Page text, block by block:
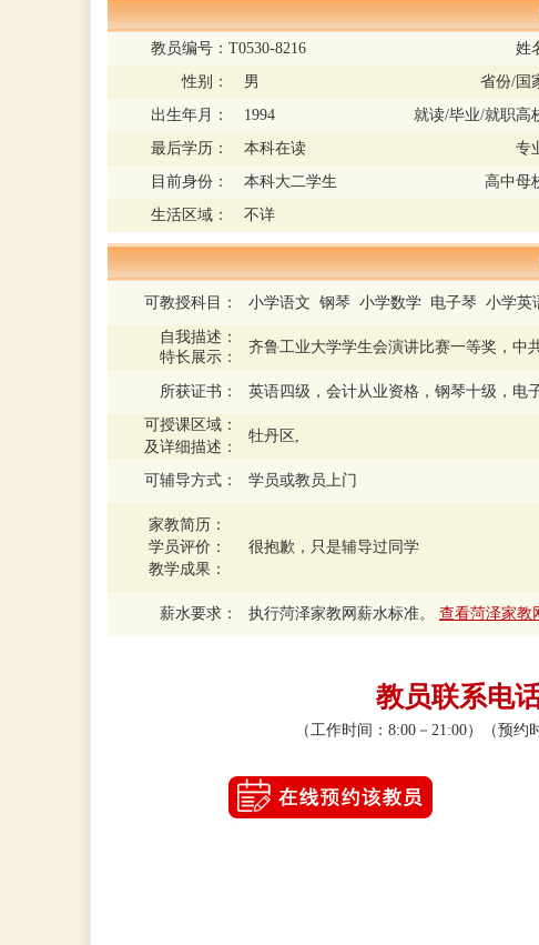
教员编号： T0530-8216 姓
性别：
男 省份/国
出生年月：
1994 就读/毕业/就职高
最后学历：
本科在读 专
目前身份：
本科大二学生 高中母
生活区域：
不详
可教授科目： 小学语文 钢琴 小学数学 电子琴 小学
自我描述：
特长展示：
齐鲁工业大学学生会演讲比赛一等奖，中
所获证书：
英语四级，会计从业资格，钢琴十级，电
可授课区域：
及详细描述：
牡丹区,
可辅导方式： 学员或教员上门
家教简历：
学员评价：
教学成果：
很抱歉，只是辅导过同学
薪水要求： 执行菏泽家教网薪水标准。 查看菏泽家教
教员联系电
（工作时间：8:00－21:00）（预约